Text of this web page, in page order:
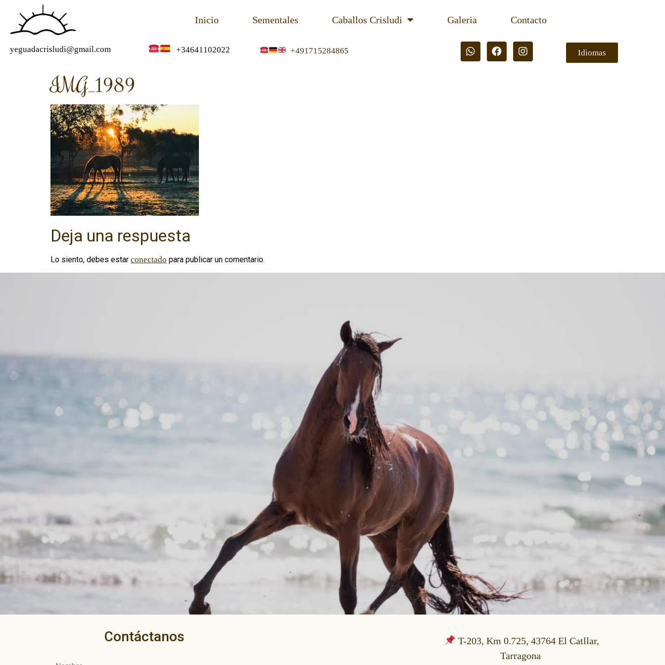
Inicio Sementales Caballos Crisludi Galeria Contacto
yeguadacrisludi@gmail.com +34641102022 +491715284865 Idiomas
IMG_1989
Deja una respuesta
Lo siento, debes estar conectado para publicar un comentario.
Contáctanos
T-203, Km 0.725, 43764 El Catllar,
Tarragona